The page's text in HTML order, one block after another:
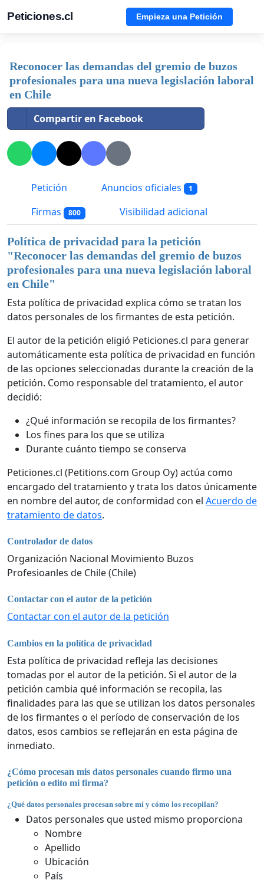
Peticiones.cl Empieza una Petición
Reconocer las demandas del gremio de buzos
profesionales para una nueva legislación laboral
en Chile
Compartir en Facebook
Petición Anuncios oficiales 1
Firmas 800 Visibilidad adicional
Política de privacidad para la petición
"Reconocer las demandas del gremio de buzos
profesionales para una nueva legislación laboral
en Chile"
Esta política de privacidad explica cómo se tratan los
datos personales de los firmantes de esta petición.
El autor de la petición eligió Peticiones.cl para generar
automáticamente esta política de privacidad en función
de las opciones seleccionadas durante la creación de la
petición. Como responsable del tratamiento, el autor
decidió:
¿Qué información se recopila de los firmantes?
Los fines para los que se utiliza
Durante cuánto tiempo se conserva
Peticiones.cl (Petitions.com Group Oy) actúa como
encargado del tratamiento y trata los datos únicamente
en nombre del autor, de conformidad con el Acuerdo de
tratamiento de datos.
Controlador de datos
Organización Nacional Movimiento Buzos
Profesioanles de Chile (Chile)
Contactar con el autor de la petición
Contactar con el autor de la petición
Cambios en la política de privacidad
Esta política de privacidad refleja las decisiones
tomadas por el autor de la petición. Si el autor de la
petición cambia qué información se recopila, las
finalidades para las que se utilizan los datos personales
de los firmantes o el período de conservación de los
datos, esos cambios se reflejarán en esta página de
inmediato.
¿Cómo procesan mis datos personales cuando firmo una
petición o edito mi firma?
¿Qué datos personales procesan sobre mí y cómo los recopilan?
Datos personales que usted mismo proporciona
Nombre
Apellido
Ubicación
País